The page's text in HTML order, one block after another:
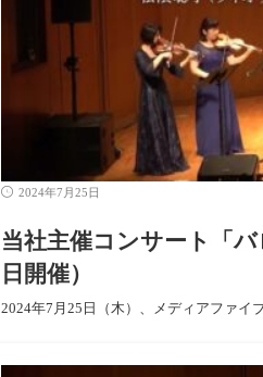
2024年7月25日
当社主催コンサート「
日開催）
2024年7月25日（木）、メディアファ